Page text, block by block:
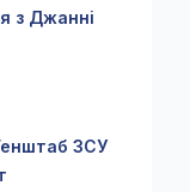
з Джанні
ЗСУ